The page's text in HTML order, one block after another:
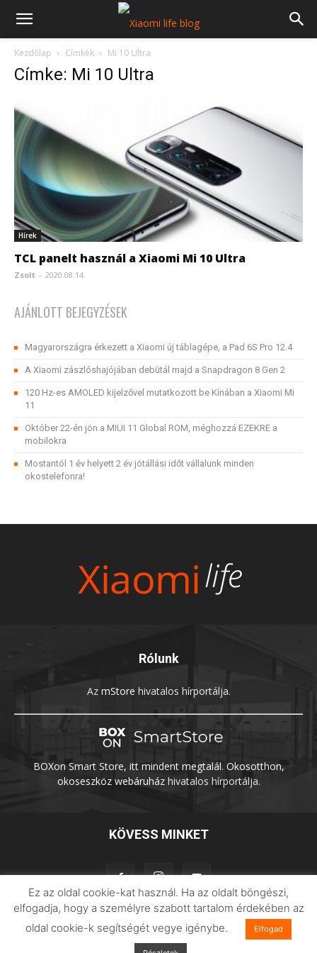
Kezdőlap Címkék Mi 10 Ultra
Címke: Mi 10 Ultra
Hírek
TCL panelt használ a Xiaomi Mi 10 Ultra
Zsolt - 2020.08.14.
AJÁNLOTT BEJEGYZÉSEK
Magyarországra érkezett a Xiaomi új táblagépe, a Pad 6S Pro 12.4
A Xiaomi zászlóshajójában debütál majd a Snapdragon 8 Gen 2
120 Hz-es AMOLED kijelzővel mutatkozott be Kínában a Xiaomi Mi
11
Október 22-én jön a MIUI 11 Global ROM, méghozzá EZEKRE a
mobilokra
Mostantól 1 év helyett 2 év jótállási időt vállalunk minden
okostelefonra!
Rólunk
Az mStore hivatalos hírportálja.
BOXon Smart Store, itt mindent megtalál. Okosotthon,
okoseszköz webáruházhivatalos hírportálja.
KÖVESS MINKET
Adatvédelem Impresszum Imilab
Ez az oldal cookie-kat használ. Ha az oldalt böngészi,
elfogadja, hogy a személyre szabott tartalom érdekében az
oldal cookie-k segítségét vegye igénybe.
Elfogad